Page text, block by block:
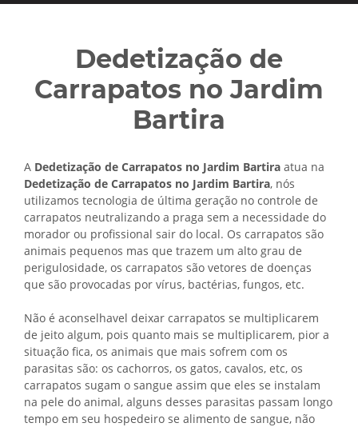
Dedetização de
Carrapatos no Jardim
Bartira
A Dedetização de Carrapatos no Jardim Bartira atua na
Dedetização de Carrapatos no Jardim Bartira, nós
utilizamos tecnologia de última geração no controle de
carrapatos neutralizando a praga sem a necessidade do
morador ou profissional sair do local. Os carrapatos são
animais pequenos mas que trazem um alto grau de
perigulosidade, os carrapatos são vetores de doenças
que são provocadas por vírus, bactérias, fungos, etc.
Não é aconselhavel deixar carrapatos se multiplicarem
de jeito algum, pois quanto mais se multiplicarem, pior a
situação fica, os animais que mais sofrem com os
parasitas são: os cachorros, os gatos, cavalos, etc, os
carrapatos sugam o sangue assim que eles se instalam
na pele do animal, alguns desses parasitas passam longo
tempo em seu hospedeiro se alimento de sangue, não